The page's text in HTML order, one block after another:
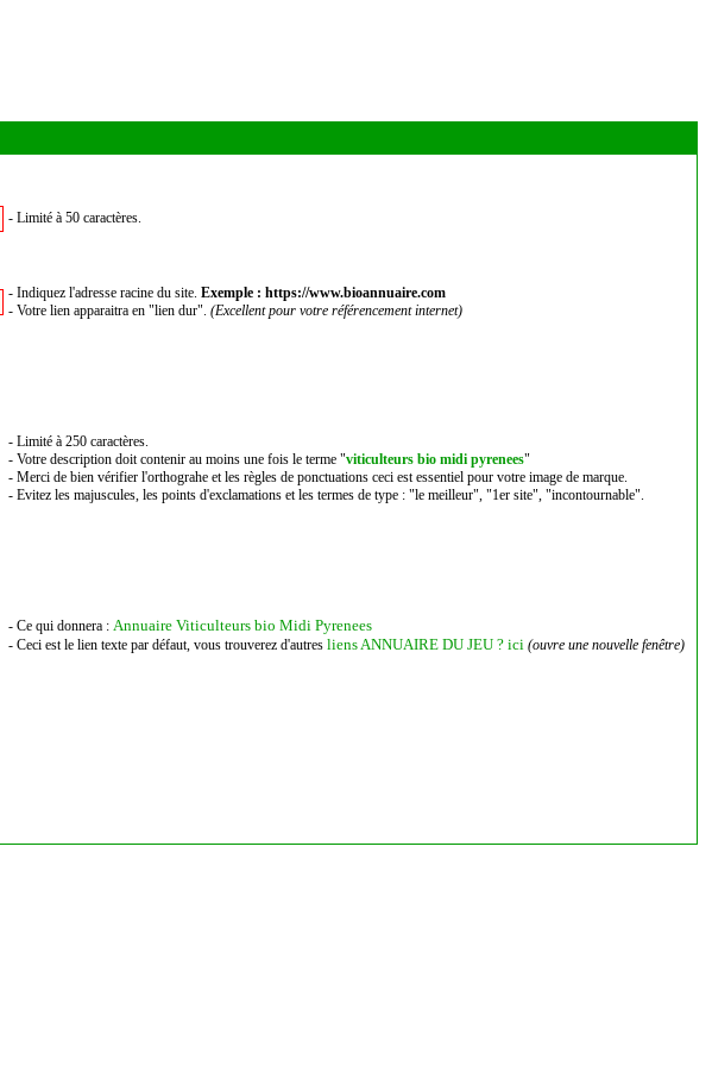
- Limité à 50 caractères.
- Indiquez l'adresse racine du site. Exemple : https://www.bioannuaire.com
- Votre lien apparaitra en "lien dur". (Excellent pour votre référencement internet)
- Limité à 250 caractères.
- Votre description doit contenir au moins une fois le terme "viticulteurs bio midi pyrenees"
- Merci de bien vérifier l'orthograhe et les règles de ponctuations ceci est essentiel pour votre image de marque.
- Evitez les majuscules, les points d'exclamations et les termes de type : "le meilleur", "1er site", "incontournable".
- Ce qui donnera : Annuaire Viticulteurs bio Midi Pyrenees
- Ceci est le lien texte par défaut, vous trouverez d'autres liens ANNUAIRE DU JEU ? ici (ouvre une nouvelle fenêtre)